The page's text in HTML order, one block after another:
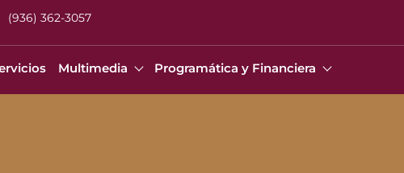
(936) 362-3057
Multimedia Programática y Financiera